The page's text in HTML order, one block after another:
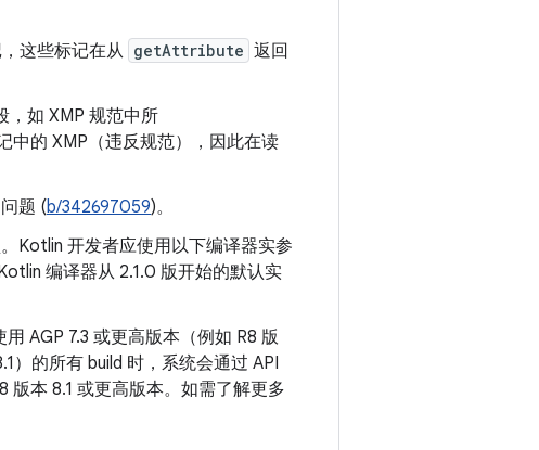
这些标记在从 getAttribute 返回
，如 XMP 规范中所
中的 XMP（违反规范），因此在读
题 (b/342697059)。
Kotlin 开发者应使用以下编译器实参
Kotlin 编译器从 2.1.0 版开始的默认实
AGP 7.3 或更高版本（例如 R8 版
）的所有 build 时，系统会通过 API
版本 8.1 或更高版本。如需了解更多